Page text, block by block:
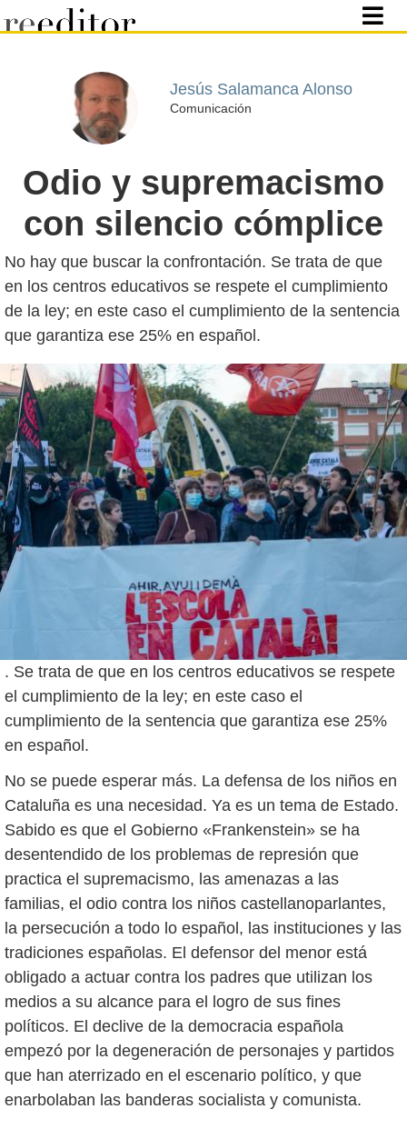
Jesús Salamanca Alonso
Comunicación
Odio y supremacismo
con silencio cómplice
No hay que buscar la confrontación. Se trata de que
en los centros educativos se respete el cumplimiento
de la ley; en este caso el cumplimiento de la sentencia
. Se trata de que en los centros educativos se respete
el cumplimiento de la ley; en este caso el
cumplimiento de la sentencia que garantiza ese 25%
en español.
No se puede esperar más. La defensa de los niños en
Cataluña es una necesidad. Ya es un tema de Estado.
Sabido es que el Gobierno «Frankenstein» se ha
desentendido de los problemas de represión que
practica el supremacismo, las amenazas a las
familias, el odio contra los niños castellanoparlantes,
la persecución a todo lo español, las instituciones y las
tradiciones españolas. El defensor del menor está
obligado a actuar contra los padres que utilizan los
medios a su alcance para el logro de sus fines
políticos. El declive de la democracia española
empezó por la degeneración de personajes y partidos
que han aterrizado en el escenario político, y que
enarbolaban las banderas socialista y comunista.